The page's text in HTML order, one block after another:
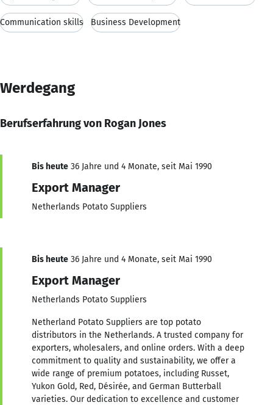
Communication skills Business Development
Werdegang
Berufserfahrung von Rogan Jones
Bis heute 36 Jahre und 4 Monate, seit Mai 1990
Export Manager
Netherlands Potato Suppliers
Bis heute 36 Jahre und 4 Monate, seit Mai 1990
Export Manager
Netherlands Potato Suppliers
Netherland Potato Suppliers are top potato
distributors in the Netherlands. A trusted company for
exporters, wholesalers, and online orders. With a deep
commitment to quality and sustainability, we offer a
wide range of premium potatoes, including Russet,
Yukon Gold, Red, Désirée, and German Butterball
varieties. Our dedication to excellence and customer